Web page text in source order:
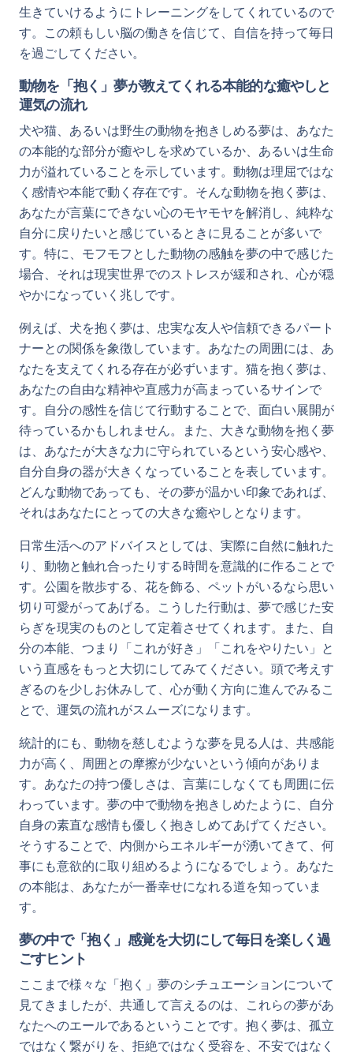
生きていけるようにトレーニングをしてくれているので
す。この頼もしい脳の働きを信じて、自信を持って毎日
を過ごしてください。
動物を「抱く」夢が教えてくれる本能的な癒やしと
運気の流れ
犬や猫、あるいは野生の動物を抱きしめる夢は、あなた
の本能的な部分が癒やしを求めているか、あるいは生命
力が溢れていることを示しています。動物は理屈ではな
く感情や本能で動く存在です。そんな動物を抱く夢は、
あなたが言葉にできない心のモヤモヤを解消し、純粋な
自分に戻りたいと感じているときに見ることが多いで
す。特に、モフモフとした動物の感触を夢の中で感じた
場合、それは現実世界でのストレスが緩和され、心が穏
やかになっていく兆しです。
例えば、犬を抱く夢は、忠実な友人や信頼できるパート
ナーとの関係を象徴しています。あなたの周囲には、あ
なたを支えてくれる存在が必ずいます。猫を抱く夢は、
あなたの自由な精神や直感力が高まっているサインで
す。自分の感性を信じて行動することで、面白い展開が
待っているかもしれません。また、大きな動物を抱く夢
は、あなたが大きな力に守られているという安心感や、
自分自身の器が大きくなっていることを表しています。
どんな動物であっても、その夢が温かい印象であれば、
それはあなたにとっての大きな癒やしとなります。
日常生活へのアドバイスとしては、実際に自然に触れた
り、動物と触れ合ったりする時間を意識的に作ることで
す。公園を散歩する、花を飾る、ペットがいるなら思い
切り可愛がってあげる。こうした行動は、夢で感じた安
らぎを現実のものとして定着させてくれます。また、自
分の本能、つまり「これが好き」「これをやりたい」と
いう直感をもっと大切にしてみてください。頭で考えす
ぎるのを少しお休みして、心が動く方向に進んでみるこ
とで、運気の流れがスムーズになります。
統計的にも、動物を慈しむような夢を見る人は、共感能
力が高く、周囲との摩擦が少ないという傾向がありま
す。あなたの持つ優しさは、言葉にしなくても周囲に伝
わっています。夢の中で動物を抱きしめたように、自分
自身の素直な感情も優しく抱きしめてあげてください。
そうすることで、内側からエネルギーが湧いてきて、何
事にも意欲的に取り組めるようになるでしょう。あなた
の本能は、あなたが一番幸せになれる道を知っていま
す。
夢の中で「抱く」感覚を大切にして毎日を楽しく過
ごすヒント
ここまで様々な「抱く」夢のシチュエーションについて
見てきましたが、共通して言えるのは、これらの夢があ
なたへのエールであるということです。抱く夢は、孤立
ではなく繋がりを、拒絶ではなく受容を、不安ではなく